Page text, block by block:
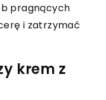
pragnących
i zatrzymać
krem z